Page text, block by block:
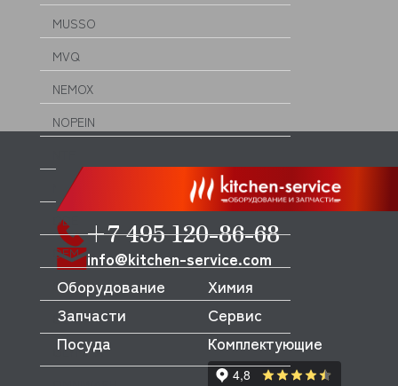
MUSSO
MVQ
NEMOX
NOPEIN
NUOVA SIMONELLI
ODE
OEM
OLAB
OLIS
OLYMPIA
+7 495 120-86-68
info@kitchen-service.com
Оборудование
Запчасти
Посуда
Химия
Сервис
Комплектующие